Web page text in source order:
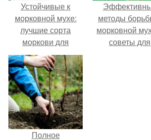
Устойчивые к
морковной мухе:
лучшие сорта
моркови для
Подмосковья
методы
морковной
советы для
Полное